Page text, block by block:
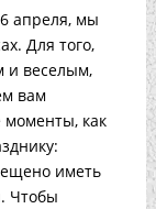
апреля, мы
Для того,
и веселым,
вам
как
иметь
Чтобы